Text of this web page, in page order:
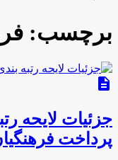
برچسب:
description
جزئیات لایحه
پرداخت